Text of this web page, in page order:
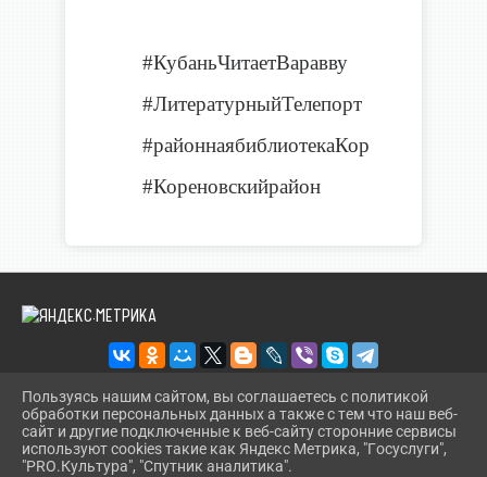
#КубаньЧитаетВаравву
#ЛитературныйТелепорт
#районнаябиблиотекаКор
#Кореновскийрайон
2026 Г. KORBIBL.RU
ВХОД
КАРТА САЙТА
Пользуясь нашим сайтом, вы соглашаетесь с политикой
обработки персональных данных а также с тем что наш веб-
сайт и другие подключенные к веб-сайту сторонние сервисы
используют cookies такие как Яндекс Метрика, "Госуслуги",
"PRO.Культура", "Спутник аналитика".